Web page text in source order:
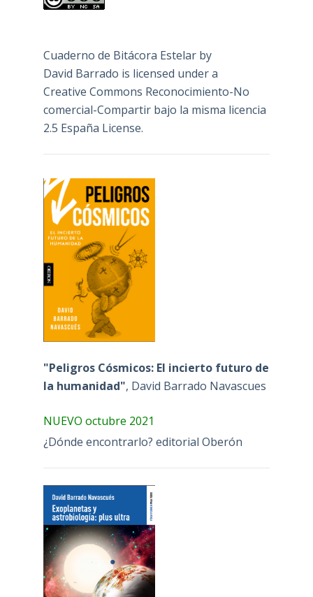
Cuaderno de Bitácora Estelarby
David Barrado is licensed under a
Creative Commons Reconocimiento-No
comercial-Compartir bajo la misma licencia
2.5 España License.
"Peligros Cósmicos: El incierto futuro de
la humanidad", David Barrado Navascues
NUEVO octubre 2021
¿Dónde encontrarlo? editorial Oberón